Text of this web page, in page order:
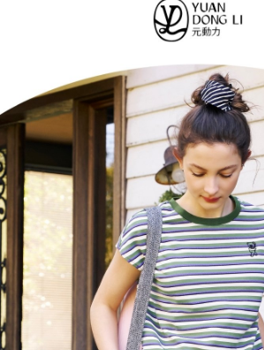
2.透過簡訊連結打開帳單後，可選擇「超商條碼／
帳／街口支付／iPASS MONEY」等通路繳費。
【注意事項】
1.本服務係由「台灣大哥大股份有限公司」（以下
用戶於交易時，得透過本服務購買商品或服務，並
買賣價金債權讓與本公司後，依約使用本公司帳單
2.基於同意付款使用「大哥付你分期」之契約關係
資料（包含姓名、電話或地址）提供予台灣大哥大
由本公司與您本人進行分期帳單所需資料之確認、核
3.完整用戶服務條款，請詳閱以下連結：https://
２．便利：只要手機號碼，簡訊認證，即可結帳。
３．安心：先確認商品／服務後，再付款。
１．於結帳方式選擇「AFTEE先享後付」後，將跳
結帳頁面，進行簡訊認證並確認金額後，即可完成結
２．訂單成立數日內，您將收到繳費通知簡訊。
３．收到繳費通知簡訊後14天內，點擊此簡訊中的
ATM／網路銀行／等多元方式進行付款，方視為交易
※ 請注意：結帳手續完成當下不需立刻繳費，但若
購買商品的店家。未經商家同意取消之訂單仍視為
後付繳納相關費用。
※ 交易是否成功請以「AFTEE先享後付 」之結帳
是否繳費成功／繳費後需取消欲退款等相關疑問，
客戶支援中心」
https://
【注意事項】
１．透過由恩沛科技股份有限公司提供之「AFTEE
易，需依本服務之必要範圍內提供個人資料，並將
權轉讓予恩沛科技股份有限公司。
２．關於個人資料處理事宜，請瀏覽以下網址：
https://aftee.tw/terms/#terms3
每筆NT$120，滿NT$2,500(含以上)免運費
每筆NT$120，滿NT$2,500(含以上)免運費
萊爾富取貨付款
每筆NT$120，滿NT$2,500(含以上)免運費
付款後萊爾富取貨
每筆NT$120，滿NT$2,500(含以上)免運費
7-11取貨付款
每筆NT$120，滿NT$2,500(含以上)免運費
付款後7-11取貨
每筆NT$120，滿NT$2,500(含以上)免運費
宅配